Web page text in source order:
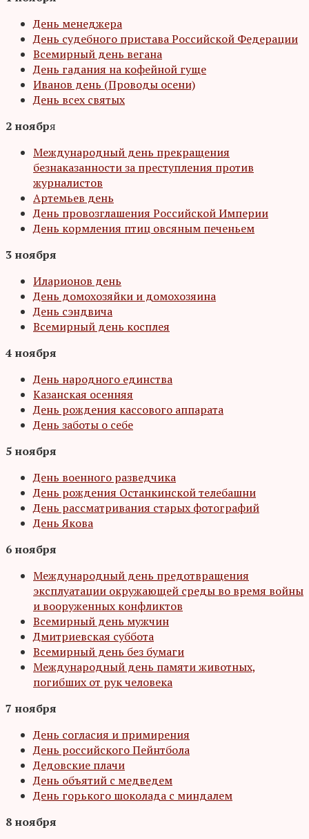
День менеджера
День судебного пристава Российской Федерации
Всемирный день вегана
День гадания на кофейной гуще
Иванов день (Проводы осени)
День всех святых
2 ноября
Международный день прекращения
безнаказанности за преступления против
журналистов
Артемьев день
День провозглашения Российской Империи
День кормления птиц овсяным печеньем
3 ноября
Иларионов день
День домохозяйки и домохозяина
День сэндвича
Всемирный день косплея
4 ноября
День народного единства
Казанская осенняя
День рождения кассового аппарата
День заботы о себе
5 ноября
День военного разведчика
День рождения Останкинской телебашни
День рассматривания старых фотографий
День Якова
6 ноября
Международный день предотвращения
эксплуатации окружающей среды во время войны
и вооруженных конфликтов
Всемирный день мужчин
Дмитриевская суббота
Всемирный день без бумаги
Международный день памяти животных,
погибших от рук человека
7 ноября
День согласия и примирения
День российского Пейнтбола
Дедовские плачи
День объятий с медведем
День горького шоколада с миндалем
8 ноября